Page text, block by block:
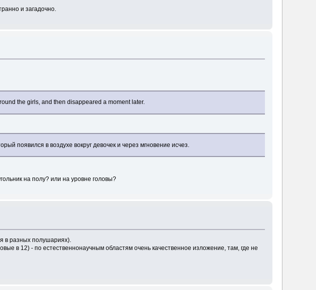
и загадочно.
the girls, and then disappeared a moment later.
появился в воздухе вокруг девочек и через мгновение исчез.
на полу? или на уровне головы?
в разных полушариях).
в 12) - по естественнонаучным областям очень качественное изложение, там, где не